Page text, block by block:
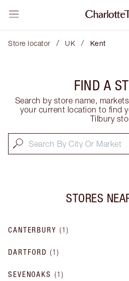
Store locator / UK / Kent
FIND A
Search by store name,
your current location to find
Tilbury
STORES
CANTERBURY (1 )
DARTFORD (1 )
SEVENOAKS (1 )